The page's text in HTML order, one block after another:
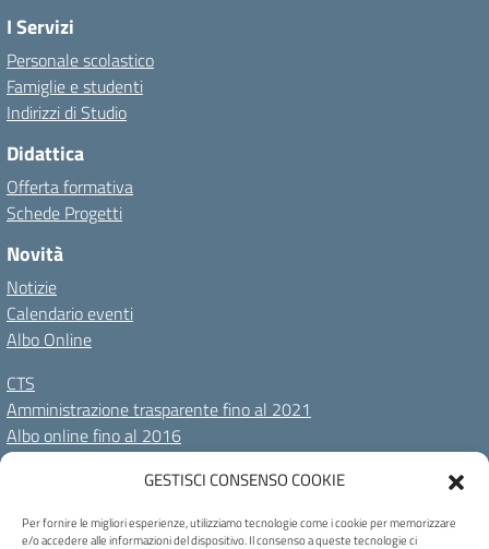
GESTISCI CONSENSO COOKIE
Per fornire le migliori esperienze, utilizziamo tecnologie come i cookie per memorizzare
e/o accedere alle informazioni del dispositivo. Il consenso a queste tecnologie ci
I Servizi
Personale scolastico
Famiglie e studenti
Indirizzi di Studio
Didattica
Offerta formativa
Schede Progetti
Novità
Notizie
Calendario eventi
Albo Online
CTS
Amministrazione trasparente fino al 2021
Albo online fino al 2016
Dichiarazione di accessibilitàCookie PolicyNote legali